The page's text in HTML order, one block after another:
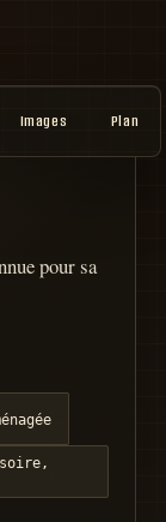
Images Plan
pour sa